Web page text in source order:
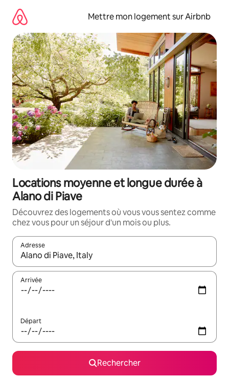
directement
contenu
Mettre mon logement sur Airbnb
Locations moyenne et longue durée à
Alano di Piave
Découvrez des logements où vous vous sentez comme
chez vous pour un séjour d'un mois ou plus.
Adresse
Lorsque les résultats s'affichent, utilisez les flèches vers le
Arrivée
Départ
Rechercher